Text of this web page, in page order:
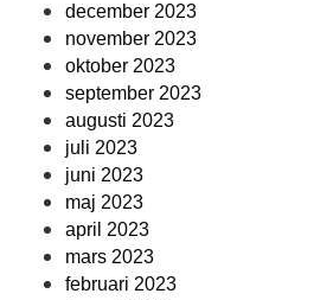
december 2023
november 2023
oktober 2023
september 2023
augusti 2023
juli 2023
juni 2023
maj 2023
april 2023
mars 2023
februari 2023